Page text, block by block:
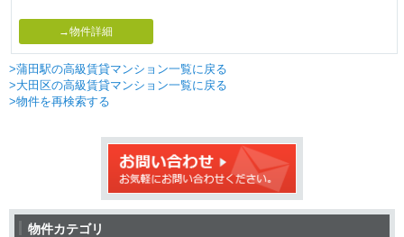
→物件詳細
>蒲田駅の高級賃貸マンション一覧に戻る
>大田区の高級賃貸マンション一覧に戻る
>物件を再検索する
物件カテゴリ